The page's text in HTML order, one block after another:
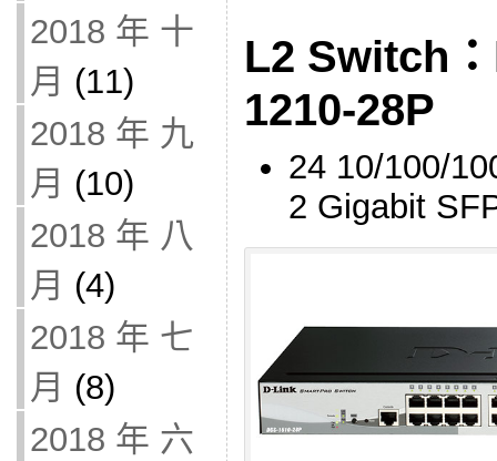
2018 年 十
月 (11)
2018 年 九
月 (10)
2018 年 八
月 (4)
2018 年 七
月 (8)
2018 年 六
L2 Switch
1210-28P
24 10/100/
2 Gigabit